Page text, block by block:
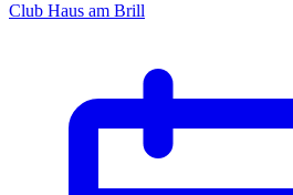
Club Haus am Brill